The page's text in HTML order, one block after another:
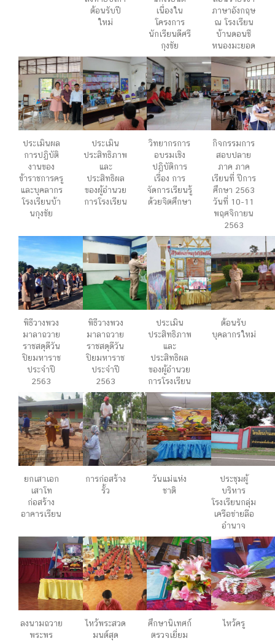
ต้อนรับปี
ใหม่
เนื่องใน
โครงการ
นักเรียนดีศรี
กุงชัย
ภาษาอังกฤษ
ณ โรงเรียน
บ้านดอนชี
หนองมะยอด
ประเมินผล
การปฏิบัติ
งานของ
ข้าราชการครู
และบุคลากร
โรงเรียนบ้า
นกุงชัย
ประเมิน
ประสิทธิภาพ
และ
ประสิทธิผล
ของผู้อำนวย
การโรงเรียน
วิทยากรการ
อบรมเชิง
ปฏิบัติการ
เรื่อง การ
จัดการเรียนรู้
ด้วยจิตศึกษา
กิจกรรมการ
สอบปลาย
ภาค ภาค
เรียนที่ ปีการ
ศึกษา 2563
วันที่ 10-11
พฤศจิกายน
2563
พิธีวางพวง
มาลาถวาย
ราชสดุดีวัน
ปิยมหาราช
ประจำปี
2563
พิธีวางพวง
มาลาถวาย
ราชสดุดีวัน
ปิยมหาราช
ประจำปี
2563
ประเมิน
ประสิทธิภาพ
และ
ประสิทธิผล
ของผู้อำนวย
การโรงเรียน
ต้อนรับ
บุคลากรใหม่
ยกเสาเอก
เสาโท
ก่อสร้าง
อาคารเรียน
การก่อสร้าง
รั้ว
วันแม่แห่ง
ชาติ
ประชุมผู้
บริหาร
โรงเรียนกลุ่ม
เครือข่ายลือ
อำนาจ
ลงนามถวาย
พระพร
ไหว้พระสวด
มนต์สุด
ศึกษานิเทศก์
ตรวจเยี่ยม
ไหว้ครู